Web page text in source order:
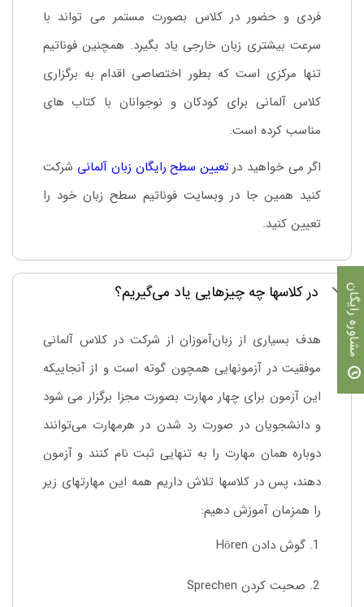
فردی و حضور در کلاس بصورت مستمر می تواند با
سرعت بیشتری زبان خارجی یاد بگیرد. همچنین فوناتیم
تنها مرکزی است که بطور اختصاصی اقدام به برگزاری
کلاس آلمانی برای کودکان و نوجوانان با کتاب های
مناسب کرده است.
اگر می خواهید درتعیین سطح رایگان زبان آلمانی شرکت
کنید همین جا در وبسایت فوناتیم سطح زبان خود را
تعیین کنید.
در کلاسها چه چیزهایی یاد می‌گیریم؟
هدف بسیاری از زبان‌آموزان از شرکت در کلاس آلمانی
موفقیت در آزمونهایی همچون گوته است و از آنجاییکه
این آزمون برای چهار مهارت بصورت مجزا برگزار می شود
و دانشجویان در صورت رد شدن در هرمهارت می‌توانند
دوباره همان مهارت را به تنهایی ثبت نام کنند و آزمون
دهند، پس در کلاسها تلاش داریم همه این مهارتهای زیر
را همزمان آموزش دهیم:
گوش دادن Hören
صحبت کردن Sprechen
مشاوره رایگان